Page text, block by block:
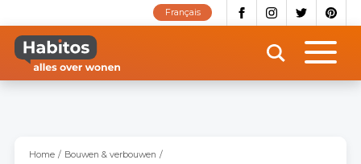
naar
inhoud
gaan
Français
Home
Bouwen & verbouwen